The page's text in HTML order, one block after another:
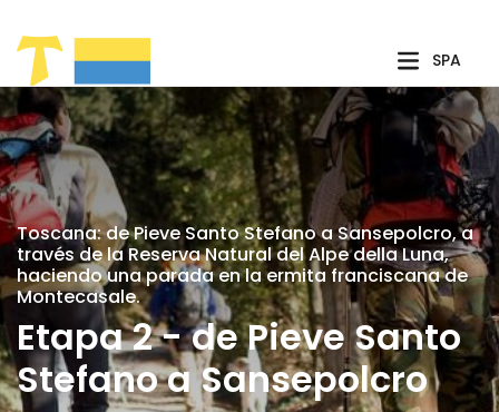
SPA
Toscana: de Pieve Santo Stefano a Sansepolcro, a
través de la Reserva Natural del Alpe della Luna,
haciendo una parada en la ermita franciscana de
Montecasale.
Etapa 2 - de Pieve Santo
Stefano a Sansepolcro